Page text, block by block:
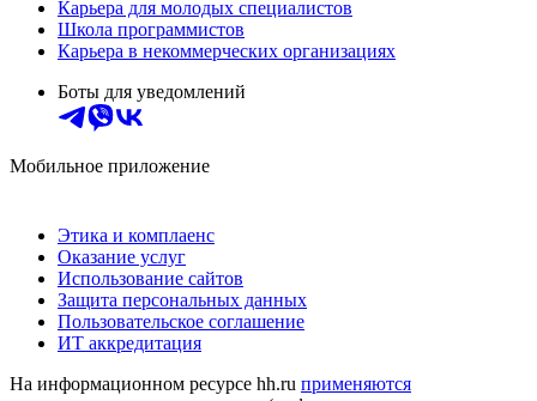
Карьера для молодых специалистов
Школа программистов
Карьера в некоммерческих организациях
Боты для уведомлений
Мобильное приложение
Этика и комплаенс
Оказание услуг
Использование сайтов
Защита персональных данных
Пользовательское соглашение
ИТ аккредитация
На информационном ресурсе hh.ru применяются